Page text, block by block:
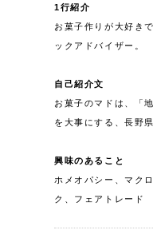
1行紹介
お菓子作りが大好き
ックアドバイザー。
自己紹介文
お菓子のマドは、「
を大事にする、長野
興味のあること
ホメオパシー、マク
ク、フェアトレード